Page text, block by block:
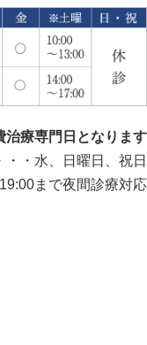
療専門日となります
・・水、日曜日、祝日
まで夜間診療対応